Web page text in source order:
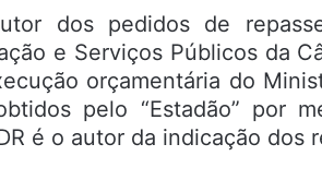
dos pedidos de
e Serviços Públicos da
orçamentária do
pelo “Estadão” por
é o autor da indicação dos